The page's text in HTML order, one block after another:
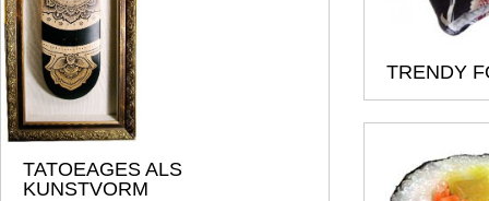
TATOEAGES ALS
KUNSTVORM
TRENDY